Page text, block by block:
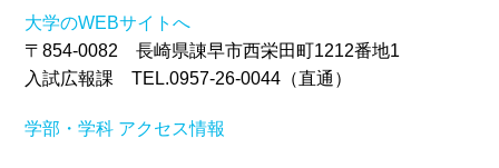
大学のWEBサイトへ
〒854-0082 長崎県諌早市西栄田町1212番地1
入試広報課 TEL.0957-26-0044（直通）
学部・学科 アクセス情報